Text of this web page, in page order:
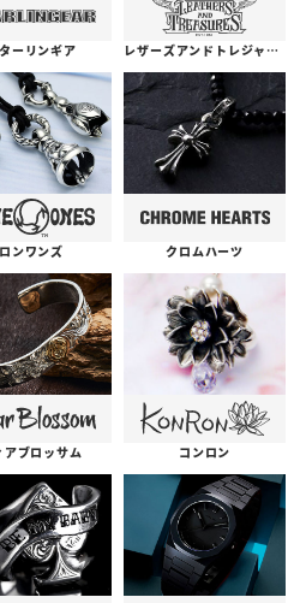
ーリンギア レザーズアンドトレジャーズ
ロンワンズ クロムハーツ
アブロッサム コンロン